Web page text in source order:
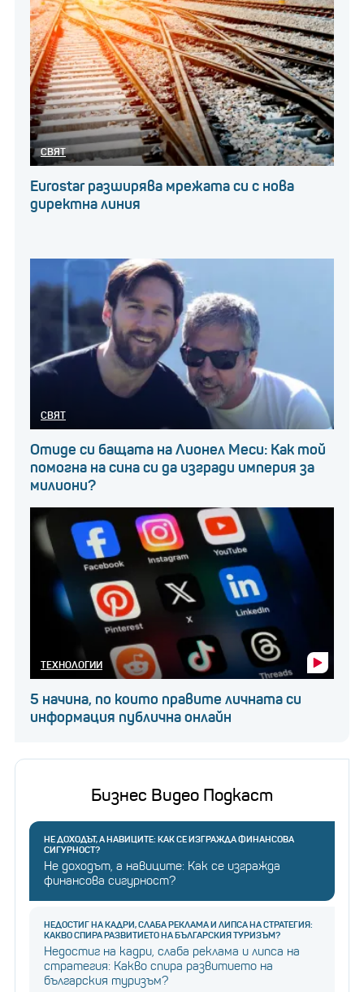
СВЯТ
Eurostar разширява мрежата си с нова
директна линия
СВЯТ
Отиде си бащата на Лионел Меси: Как той
помогна на сина си да изгради империя за
милиони?
ТЕХНОЛОГИИ
5 начина, по които правите личната си
информация публична онлайн
Бизнес Видео Подкаст
НЕ ДОХОДЪТ, А НАВИЦИТЕ: КАК СЕ ИЗГРАЖДА ФИНАНСОВА
СИГУРНОСТ?
Не доходът, а навиците: Как се изгражда
финансова сигурност?
НЕДОСТИГ НА КАДРИ, СЛАБА РЕКЛАМА И ЛИПСА НА СТРАТЕГИЯ:
КАКВО СПИРА РАЗВИТИЕТО НА БЪЛГАРСКИЯ ТУРИЗЪМ?
Недостиг на кадри, слаба реклама и липса на
стратегия: Какво спира развитието на
българския туризъм?